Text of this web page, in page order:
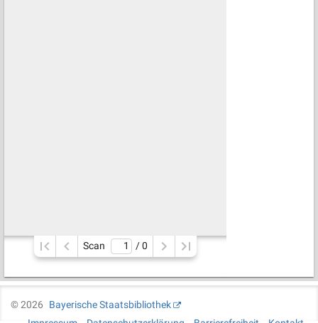
Scan / 0
©2026
Bayerische Staatsbibliothek